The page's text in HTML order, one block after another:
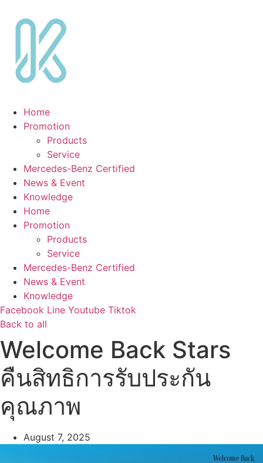
Home
Promotion
Products
Service
Mercedes-Benz Certified
News & Event
Knowledge
Home
Promotion
Products
Service
Mercedes-Benz Certified
News & Event
Knowledge
Facebook Line Youtube Tiktok
Back to all
Welcome Back Stars
คืนสิทธิการรับประกัน
คุณภาพ
August 7, 2025